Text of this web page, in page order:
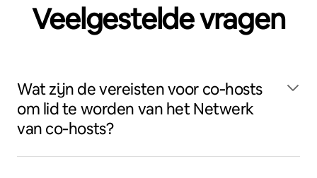
Veelgestelde vragen
Wat zijn de vereisten voor co‑hosts
om lid te worden van het Netwerk
van co‑hosts?